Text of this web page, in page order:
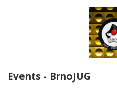
Events - BrnoJUG